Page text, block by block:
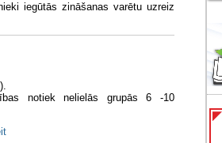
iegūtās zināšanas varētu uzreiz
notiek nelielās grupās 6 -10